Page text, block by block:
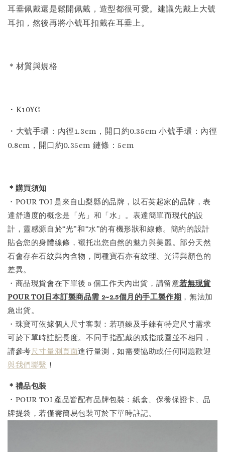
耳垂佩戴還是鬆開佩戴，造型都很可愛。建議先戴上大號
耳扣，然後再將小號耳扣戴在耳垂上。
＊材質與規格
・K10YG
・大號手環：內徑1.3cm，開口約0.35cm 小號手環：內徑
0.8cm，開口約0.35cm 鏈條：5cm
＊購買須知
・POUR TOI 是來自山梨縣的品牌，以石英起家的品牌，表
達舒適度的概念是「光」和「水」。表達簡單而現代的設
計，靈感源自於“光”和“水”的有機形狀和線條。簡約的設計
貼合您的身體線條，襯托出您自然的魅力與美麗。部分天然
石會存在石紋與內含物，同種寶石亦有紋理、光澤與顏色的
差異。
・商品現貨會在下單後 5 個工作天內出貨，請留意若無現貨
POUR TOI日本訂製商品需 2~2.5個月的手工製作期 ，無法加
急出貨。
・珠寶可依據個人尺寸客製：若項鍊及手鍊有特定尺寸需求
可於下單時註記長度。不同手指配戴的戒指戒圍並不相同，
請參考尺寸量測頁面進行量測，如需要協助或任何問題歡迎
與我們聯繫 ！
＊禮品包裝
・POUR TOI 產品皆配有品牌包裝：紙盒、保養保證卡、品
牌提袋，若僅需簡易包裝可於下單時註記。